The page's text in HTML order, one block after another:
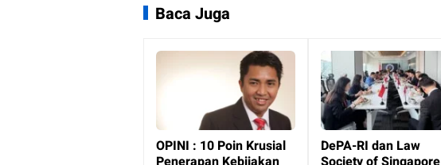
Baca Juga
OPINI : 10 Poin Krusial
DePA-RI dan Law